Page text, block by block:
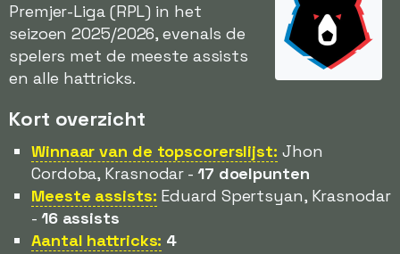
Premjer-Liga (RPL) in het
seizoen 2025/2026, evenals de
spelers met de meeste assists
en alle hattricks.
Kort overzicht
Winnaar van de topscorerslijst: Jhon
Cordoba, Krasnodar - 17 doelpunten
Meeste assists: Eduard Spertsyan, Krasnodar
- 16 assists
Aantal hattricks: 4